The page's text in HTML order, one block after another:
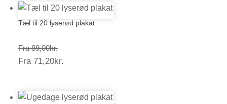
Tæl til 20 lyserød plakat
Fra 89,00kr.Prisinterval:
89,00kr.
Fra 71,20kr.